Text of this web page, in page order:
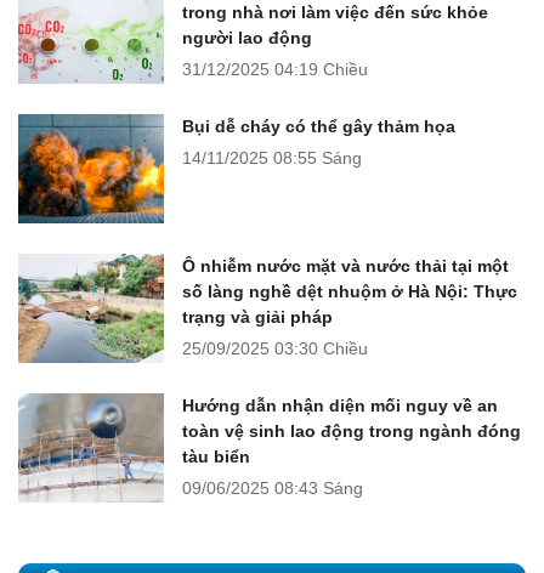
trong nhà nơi làm việc đến sức khỏe
người lao động
31/12/2025 04:19 Chiều
Bụi dễ cháy có thể gây thảm họa
14/11/2025 08:55 Sáng
Ô nhiễm nước mặt và nước thải tại một
số làng nghề dệt nhuộm ở Hà Nội: Thực
trạng và giải pháp
25/09/2025 03:30 Chiều
Hướng dẫn nhận diện mối nguy về an
toàn vệ sinh lao động trong ngành đóng
tàu biển
09/06/2025 08:43 Sáng